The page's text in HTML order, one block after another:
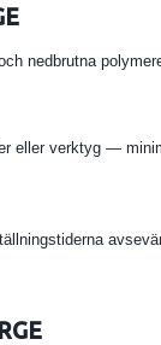
nedbrutna
eller verktyg —